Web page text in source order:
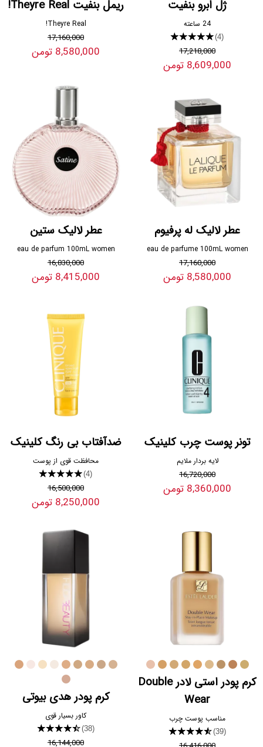
ژل ابرو بنفیت
24 ساعته
★★★★★(4)
17,218,000
8,609,000 تومن
ریمل بنفیت Theyre Real!
Theyre Real!
17,160,000
8,580,000 تومن
عطر لالیک له پرفیوم
eau de parfume 100mL women
17,160,000
8,580,000 تومن
عطر لالیک ستین
eau de parfum 100mL women
16,830,000
8,415,000 تومن
تونر پوست چرب کلینیک
لایه بردار ملایم
16,720,000
8,360,000 تومن
ضدآفتاب بی رنگ کلینیک
محافظت قوی از پوست
★★★★★(4)
16,500,000
8,250,000 تومن
کرم پودر استی لادر Double
Wear
مناسب پوست چرب
★★★★★(39)
کرم پودر هدی بیوتی
کاور بسیار قوی
★★★★★(38)
16,144,000